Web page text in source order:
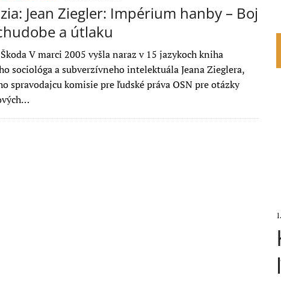
Jean Ziegler: Impérium hanby – Boj
a útlaku
V marci 2005 vyšla naraz v 15 jazykoch kniha
sociológa a subverzívneho intelektuála Jeana Zieglera,
spravodajcu komisie pre ľudské práva OSN pre otázky